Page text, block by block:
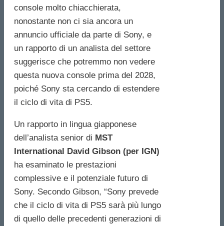
console molto chiacchierata,
nonostante non ci sia ancora un
annuncio ufficiale da parte di Sony, e
un rapporto di un analista del settore
suggerisce che potremmo non vedere
questa nuova console prima del 2028,
poiché Sony sta cercando di estendere
il ciclo di vita di PS5.
Un rapporto in lingua giapponese
dell’analista senior di MST
International David Gibson (per IGN)
ha esaminato le prestazioni
complessive e il potenziale futuro di
Sony. Secondo Gibson, “Sony prevede
che il ciclo di vita di PS5 sarà più lungo
di quello delle precedenti generazioni di